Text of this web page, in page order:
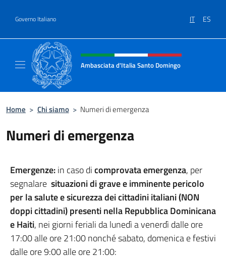
Governo Italiano IT ES
Intestazione sito, social e menù
Ambasciata d'Italia Santo Domingo
Home > Chi siamo > Numeri di emergenza
Numeri di emergenza
Emergenze:in caso dicomprovata emergenza, per
segnalare situazioni di grave e imminente pericolo
per la salute e sicurezza dei cittadini italiani (NON
doppi cittadini) presenti nella Repubblica Dominicana
e Haiti, nei giorni feriali da lunedì a venerdì dalle ore
17:00 alle ore 21:00 nonché sabato, domenica e festivi
dalle ore 9:00 alle ore 21:00: